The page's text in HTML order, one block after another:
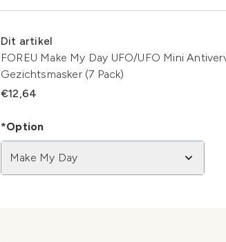
Dit artikel
FOREU Make My Day UFO/UFO Mini
Gezichtsmasker (7 Pack)
€12,64
*Option
Make My Day